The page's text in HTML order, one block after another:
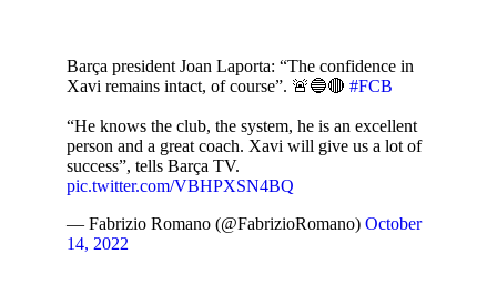
Barça president Joan Laporta: “The confidence in
Xavi remains intact, of course”. 🚨🔵🔴 #FCB
“He knows the club, the system, he is an excellent
person and a great coach. Xavi will give us a lot of
success”, tells Barça TV.
pic.twitter.com/VBHPXSN4BQ
— Fabrizio Romano (@FabrizioRomano) October
14, 2022